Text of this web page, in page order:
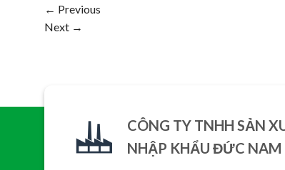
← Previous
Next →
CÔNG TY TNHH SẢN
NHẬP KHẨU ĐỨC NAM